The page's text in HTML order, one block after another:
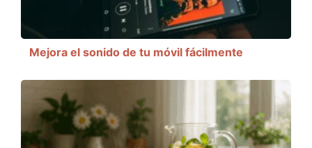
Mejora el sonido de tu móvil fácilmente